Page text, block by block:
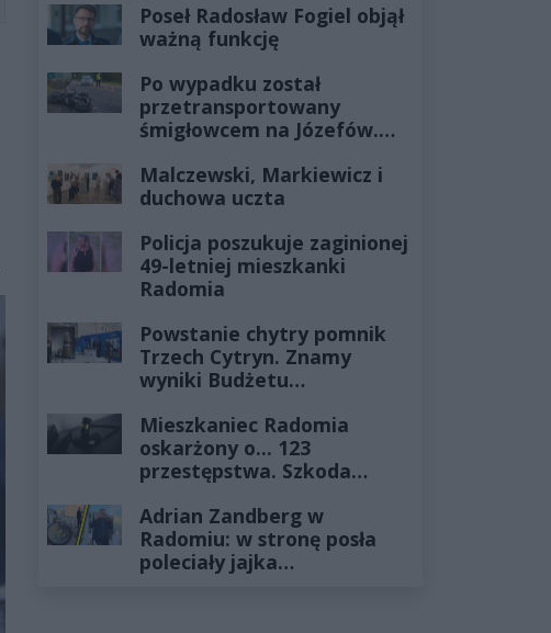
Poseł Radosław Fogiel objął
ważną funkcję
Po wypadku został
przetransportowany
śmigłowcem na Józefów.
żyłach
Malczewski, Markiewicz i
duchowa uczta
Policja poszukuje zaginionej
49-letniej mieszkanki
Radomia
Powstanie chytry pomnik
Trzech Cytryn. Znamy
wyniki Budżetu
Mieszkaniec Radomia
oskarżony o... 123
przestępstwa. Szkoda
złotych
Adrian Zandberg w
Radomiu: w stronę posła
poleciały jajka…